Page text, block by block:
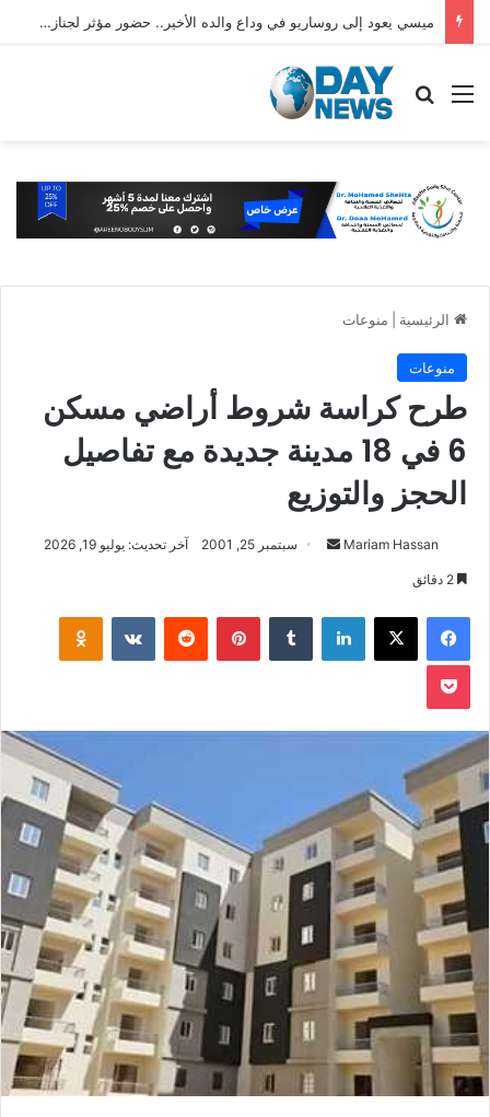
ميسي يعود إلى روساريو في وداع والده الأخير.. حضور مؤثر لجنازة خورخي ميسي
القائمة بحث عن
الرئيسية منوعات
منوعات
طرح كراسة شروط أراضي مسكن
6 في 18 مدينة جديدة مع تفاصيل
الحجز والتوزيع
Mariam Hassan
أرسل سبتمبر 25, 2001 آخر تحديث: يوليو 19, 2026
فيسبوك ‫X لينكدإن بينتيريست
‫Pocket